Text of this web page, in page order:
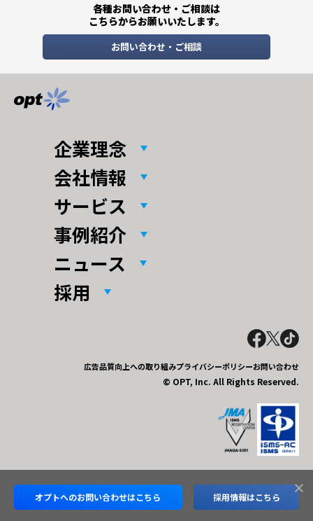
各種お問い合わせ・ご相談は
こちらからお願いいたします。
お問い合わせ・ご相談
企業理念
会社情報
サービス
事例紹介
ニュース
採用
広告品質向上への取り組みプライバシーポリシーお問い合わせ
© OPT, Inc. All Rights Reserved.
オプトへのお問い合わせはこちら 採用情報はこちら